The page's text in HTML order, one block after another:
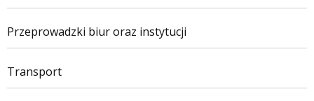
Przeprowadzki biur oraz instytucji
Transport